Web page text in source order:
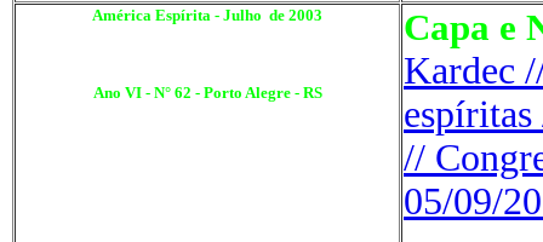
América Espírita - Julho de 2003
Ano VI - N° 62 - Porto Alegre - RS
Capa e
Kardec
espíritas
//
05/09/